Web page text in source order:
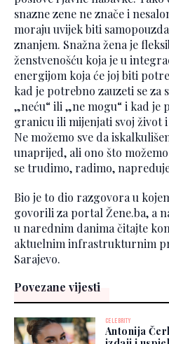
snazne zene ne znače i
moraju uvijek biti
znanjem. Snažna žena je
ženstvenošću koja je u
energijom koja će joj biti
kad je potrebno zauzeti se za
„neću“ ili „ne mogu“ i kad je
granicu ili mijenjati svoj život
Ne možemo sve da
unaprijed, ali ono što
se trudimo, radimo,
Bio je to dio razgovora u
govorili za portal Žene.ba, a
u narednim danima čitajte
aktuelnim infrastrukturnim
Sarajevo.
Povezane vijesti
CELEBRITY
Antonija